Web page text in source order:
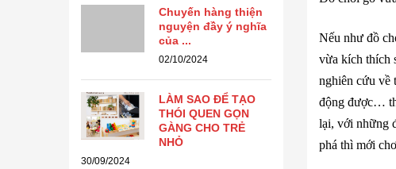
Chuyến hàng thiện
nguyện đầy ý nghĩa
của ...
02/10/2024
LÀM SAO ĐỂ TẠO
THÓI QUEN GỌN
GÀNG CHO TRẺ
NHỎ
30/09/2024
Nếu như đồ
vừa kích thích
nghiên cứu về
động được…
lại, với những
phá thì mới